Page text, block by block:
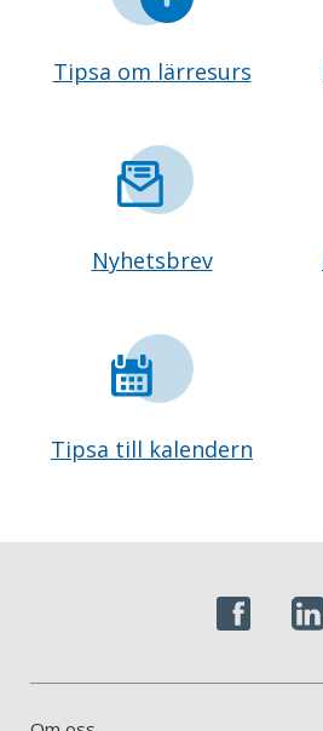
Tipsa om lärresurs
Nyhetsbrev
Tipsa till kalendern